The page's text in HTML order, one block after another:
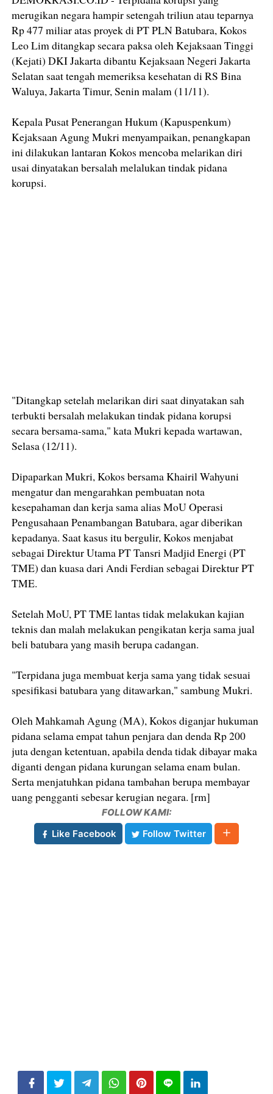
merugikan negara hampir setengah triliun atau teparnya
Rp 477 miliar atas proyek di PT PLN Batubara, Kokos
Leo Lim ditangkap secara paksa oleh Kejaksaan Tinggi
(Kejati) DKI Jakarta dibantu Kejaksaan Negeri Jakarta
Selatan saat tengah memeriksa kesehatan di RS Bina
Waluya, Jakarta Timur, Senin malam (11/11).
Kepala Pusat Penerangan Hukum (Kapuspenkum)
Kejaksaan Agung Mukri menyampaikan, penangkapan
ini dilakukan lantaran Kokos mencoba melarikan diri
usai dinyatakan bersalah melalukan tindak pidana
korupsi.
"Ditangkap setelah melarikan diri saat dinyatakan sah
terbukti bersalah melakukan tindak pidana korupsi
secara bersama-sama," kata Mukri kepada wartawan,
Selasa (12/11).
Dipaparkan Mukri, Kokos bersama Khairil Wahyuni
mengatur dan mengarahkan pembuatan nota
kesepahaman dan kerja sama alias MoU Operasi
Pengusahaan Penambangan Batubara, agar diberikan
kepadanya. Saat kasus itu bergulir, Kokos menjabat
sebagai Direktur Utama PT Tansri Madjid Energi (PT
TME) dan kuasa dari Andi Ferdian sebagai Direktur PT
TME.
Setelah MoU, PT TME lantas tidak melakukan kajian
teknis dan malah melakukan pengikatan kerja sama jual
beli batubara yang masih berupa cadangan.
"Terpidana juga membuat kerja sama yang tidak sesuai
spesifikasi batubara yang ditawarkan," sambung Mukri.
Oleh Mahkamah Agung (MA), Kokos diganjar hukuman
pidana selama empat tahun penjara dan denda Rp 200
juta dengan ketentuan, apabila denda tidak dibayar maka
diganti dengan pidana kurungan selama enam bulan.
Serta menjatuhkan pidana tambahan berupa membayar
uang pengganti sebesar kerugian negara. [rm]
FOLLOW KAMI:
Like Facebook
Follow Twitter